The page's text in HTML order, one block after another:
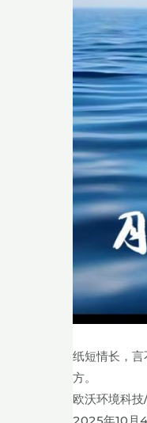
纸短情长，
方。
欧沃环境科